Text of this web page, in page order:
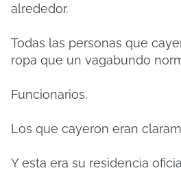
alrededor.
Todas las personas que
ropa que un vagabundo
Funcionarios.
Los que cayeron eran
Y esta era su residencia